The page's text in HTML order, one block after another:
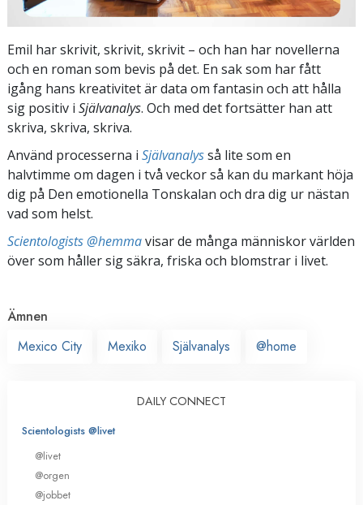
Emil har skrivit, skrivit, skrivit – och han har novellerna
och en roman som bevis på det. En sak som har fått
igång hans kreativitet är data om fantasin och att hålla
sig positiv i Självanalys. Och med det fortsätter han att
skriva, skriva, skriva.
Använd processerna i Självanalysså lite som en
halvtimme om dagen i två veckor så kan du markant höja
dig på Den emotionella Tonskalan och dra dig ur nästan
vad som helst.
Scientologists @hemmavisar de många människor världen
över som håller sig säkra, friska och blomstrar i livet.
Ämnen
Mexico City
Mexiko Självanalys @home
DAILY CONNECT
Scientologists @livet
@livet
@orgen
@jobbet